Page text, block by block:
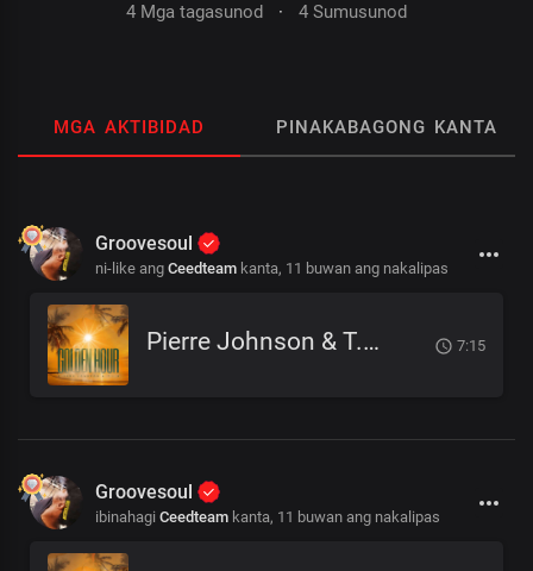
4 Mga tagasunod
· 4 Sumusunod
MGA AKTIBIDAD PINAKABAGONG KANTA
Groovesoul
ni-like ang Ceedteam kanta, 11 buwan ang nakalipas
Pierre Johnson & T.I.B - Golden Hour 7:15
Groovesoul
ibinahagi Ceedteam kanta, 11 buwan ang nakalipas